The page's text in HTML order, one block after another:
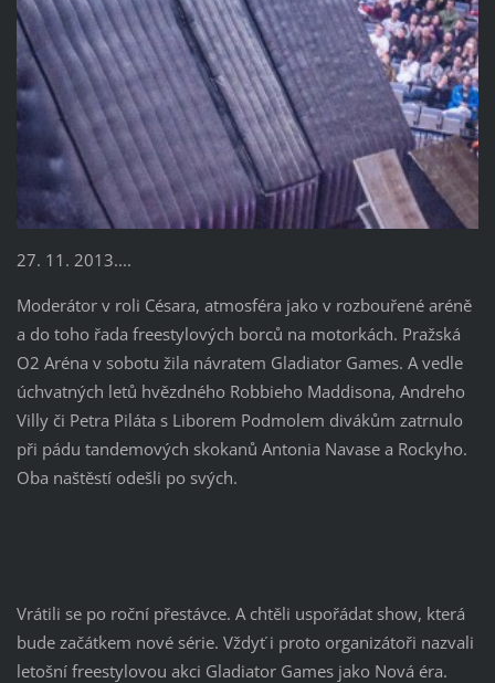
27. 11. 2013....
Moderátor v roli Césara, atmosféra jako v rozbouřené aréně
a do toho řada freestylových borců na motorkách. Pražská
O2 Aréna v sobotu žila návratem Gladiator Games. A vedle
úchvatných letů hvězdného Robbieho Maddisona, Andreho
Villy či Petra Piláta s Liborem Podmolem divákům zatrnulo
při pádu tandemových skokanů Antonia Navase a Rockyho.
Oba naštěstí odešli po svých.
Vrátili se po roční přestávce. A chtěli uspořádat show, která
bude začátkem nové série. Vždyť i proto organizátoři nazvali
letošní freestylovou akci Gladiator Games jako Nová éra.